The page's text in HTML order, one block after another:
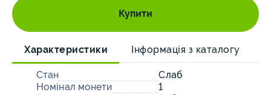
Купити
Характеристики Інформація з каталогу
Стан
Слаб
Номінал монети
1